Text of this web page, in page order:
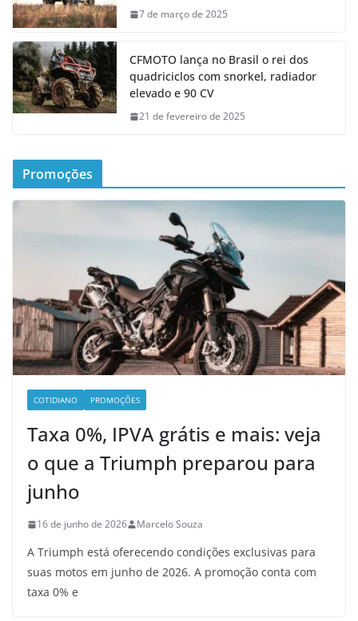
7 de março de 2025
CFMOTO lança no Brasil o rei dos
quadriciclos com snorkel, radiador
elevado e 90 CV
21 de fevereiro de 2025
Promoções
COTIDIANO PROMOÇÕES
Taxa 0%, IPVA grátis e mais: veja
o que a Triumph preparou para
junho
16 de junho de 2026 Marcelo Souza
A Triumph está oferecendo condições exclusivas para
suas motos em junho de 2026. A promoção conta com
taxa 0% e